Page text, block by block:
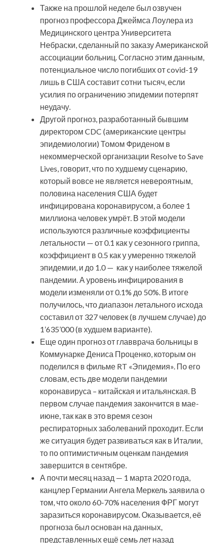
Также на прошлой неделе был озвучен
прогноз профессора Джеймса Лоулера из
Медицинского центра Университета
Небраски, сделанный по заказу Американской
ассоциации больниц. Согласно этим данным,
потенциальное число погибших от covid-19
лишь в США составит сотни тысяч, если
усилия по ограничению эпидемии потерпят
неудачу.
Другой прогноз, разработанный бывшим
директором CDC (американские центры
эпидемиологии) Томом Фриденом в
некоммерческой организации Resolve to Save
Lives, говорит, что по худшему сценарию,
который вовсе не является невероятным,
половина населения США будет
инфицирована коронавирусом, а более 1
миллиона человек умрёт. В этой модели
используются различные коэффициенты
летальности — от 0.1 как у сезонного гриппа,
коэффициент в 0.5 как у умеренно тяжелой
эпидемии, и до 1.0 — как у наиболее тяжелой
пандемии. А уровень инфицирования в
модели изменяли от 0.1% до 50%. В итоге
получилось, что диапазон летального исхода
составил от 327 человек (в лучшем случае) до
1’635’000 (в худшем варианте).
Еще один прогноз от главврача больницы в
Коммунарке Дениса Проценко, которым он
поделился в фильме RT «Эпидемия». По его
словам, есть две модели пандемии
коронавируса – китайская и итальянская. В
первом случае пандемия закончится в мае-
июне, так как в это время сезон
респираторных заболеваний проходит. Если
же ситуация будет развиваться как в Италии,
то по оптимистичным оценкам пандемия
завершится в сентябре.
А почти месяц назад — 1 марта 2020 года,
канцлер Германии Ангела Меркель заявила о
том, что около 60-70% населения ФРГ могут
заразиться коронавирусом. Оказывается, её
прогноза был основан на данных,
представленных ещё семь лет назад